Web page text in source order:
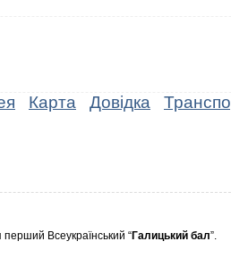
Карта Довідка
перший Всеукраїнський “Галицький бал”.